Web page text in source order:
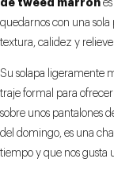
de tweed marrón
quedarnos con una sola
textura, calidez y relieve.
Su solapa ligeramente
traje formal para
sobre unos pantalones
del domingo, es una
tiempo y que nos gusta